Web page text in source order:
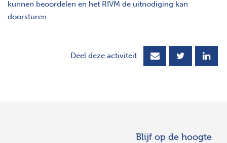
kunnen beoordelen en het RIVM de uitnodiging kan
doorsturen.
Deel deze activiteit
Blijf op de hoogte